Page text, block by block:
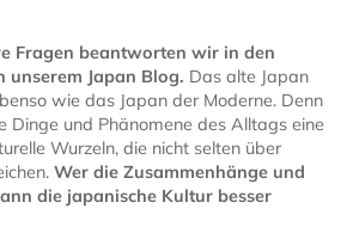
Fragen beantworten wir in den
Japan Blog. Das alte Japan
wie das Japan der Moderne. Denn
Dinge und Phänomene des Alltags eine
Wurzeln, die nicht selten über
Wer die Zusammenhänge und
die japanische Kultur besser